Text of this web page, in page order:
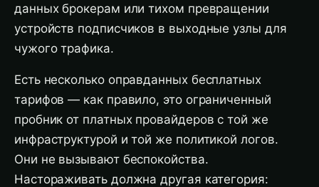
данных брокерам или тихом превращении
устройств подписчиков в выходные узлы для
чужого трафика.
Есть несколько оправданных бесплатных
тарифов — как правило, это ограниченный
пробник от платных провайдеров с той же
инфраструктурой и той же политикой логов.
Они не вызывают беспокойства.
Настораживать должна другая категория: